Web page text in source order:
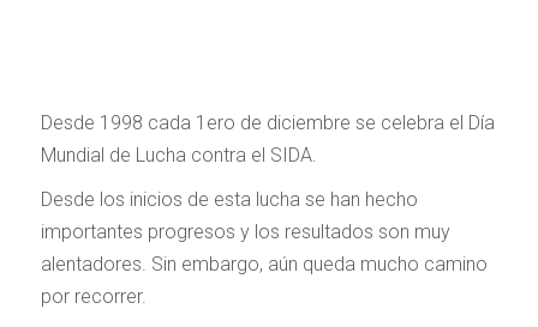
Desde 1998 cada 1ero de diciembre se celebra el Día
Mundial de Lucha contra el SIDA.
Desde los inicios de esta lucha se han hecho
importantes progresos y los resultados son muy
alentadores. Sin embargo, aún queda mucho camino
por recorrer.